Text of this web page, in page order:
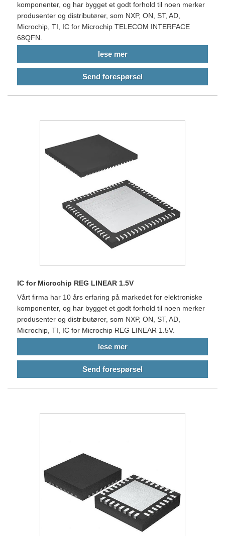
komponenter, og har bygget et godt forhold til noen merker
produsenter og distributører, som NXP, ON, ST, AD,
Microchip, TI, IC for Microchip TELECOM INTERFACE
68QFN.
lese mer
Send forespørsel
IC for Microchip REG LINEAR 1.5V
Vårt firma har 10 års erfaring på markedet for elektroniske
komponenter, og har bygget et godt forhold til noen merker
produsenter og distributører, som NXP, ON, ST, AD,
Microchip, TI, IC for Microchip REG LINEAR 1.5V.
lese mer
Send forespørsel